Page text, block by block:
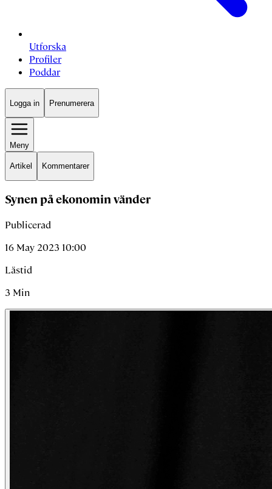
Utforska
Profiler
Poddar
Logga in Prenumerera
Meny
Artikel Kommentarer
Synen på ekonomin vänder
Publicerad
16 May 2023 10:00
Lästid
3 Min